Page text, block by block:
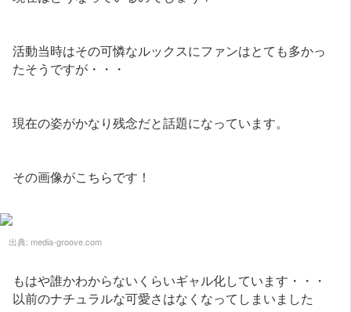
活動当時はその可憐なルックスにファンはとても多かっ
たそうですが・・・
現在の姿がかなり残念だと話題になっています。
その画像がこちらです！
出典: media-groove.com
もはや誰かわからないくらいギャル化しています・・・
以前のナチュラルな可愛さはなくなってしまいました